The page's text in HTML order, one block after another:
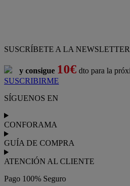
SUSCRÍBETE A LA NEWSLETTER
y consigue 10€ dto para la
SUSCRIBIRME
SÍGUENOS EN
CONFORAMA
GUÍA DE COMPRA
ATENCIÓN AL CLIENTE
Pago 100% Seguro